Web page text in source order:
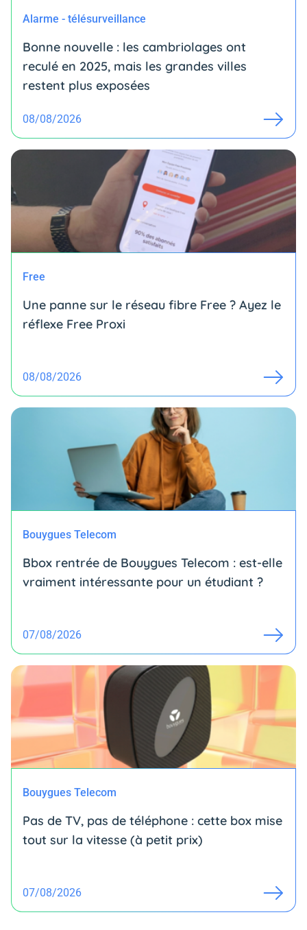
Alarme - télésurveillance
Bonne nouvelle : les cambriolages ont
reculé en 2025, mais les grandes villes
restent plus exposées
08/08/2026
Free
Une panne sur le réseau fibre Free ? Ayez le
réflexe Free Proxi
08/08/2026
Bouygues Telecom
Bbox rentrée de Bouygues Telecom : est-elle
vraiment intéressante pour un étudiant ?
07/08/2026
Bouygues Telecom
Pas de TV, pas de téléphone : cette box mise
tout sur la vitesse (à petit prix)
07/08/2026